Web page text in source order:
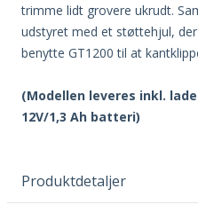
trimme lidt grovere ukrudt.
udstyret med et støttehjul,
benytte GT1200 til at
(Modellen leveres inkl.
12V/1,3 Ah batteri)
Produktdetaljer